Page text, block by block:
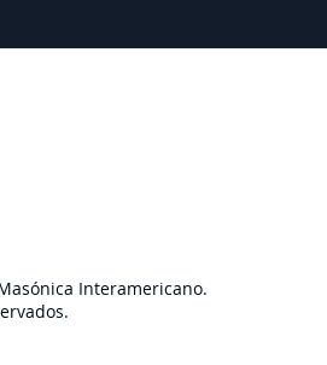
Interamericano.